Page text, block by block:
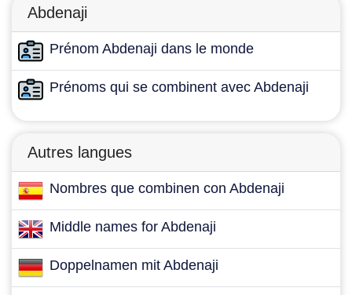
Abdenaji
Prénom Abdenaji dans le monde
Prénoms qui se combinent avec Abdenaji
Autres langues
Nombres que combinen con Abdenaji
Middle names for Abdenaji
Doppelnamen mit Abdenaji